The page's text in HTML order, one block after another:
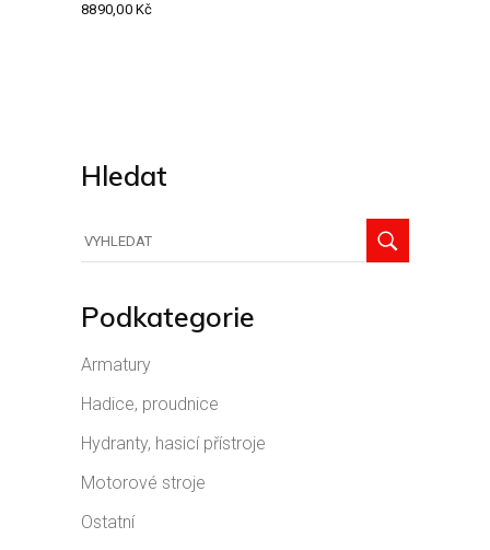
8890,00Kč
Hledat
Podkategorie
Armatury
Hadice, proudnice
Hydranty, hasicí přístroje
Motorové stroje
Ostatní